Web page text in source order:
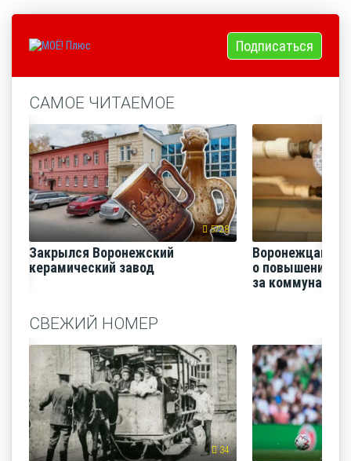
Подписаться
САМОЕ ЧИТАЕМОЕ
5728
Закрылся Воронежский
керамический завод
Воронежцам
о повышении
за
СВЕЖИЙ НОМЕР
34